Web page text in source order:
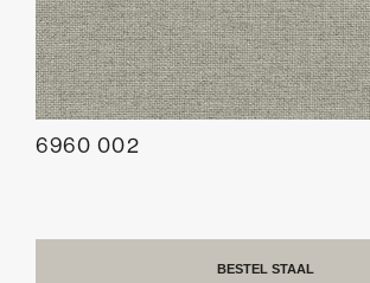
6960 002
BESTEL STAAL